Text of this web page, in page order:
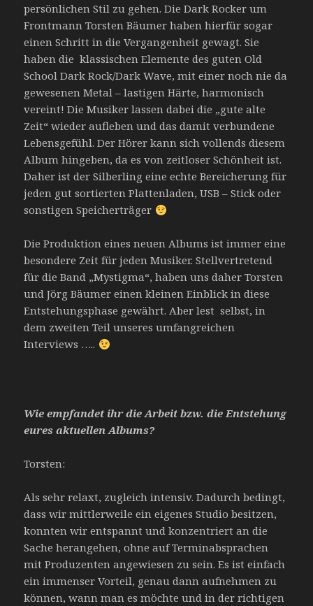
persönlichen Stil zu gehen. Die Dark Rocker um
Frontmann Torsten Bäumer haben hierfür sogar
einen Schritt in die Vergangenheit gewagt. Sie
haben die klassischen Elemente des guten Old
School Dark Rock/Dark Wave, mit einer noch nie da
gewesenen Metal – lastigen Härte, harmonisch
vereint! Die Musiker lassen dabei die „gute alte
Zeit“ wieder aufleben und das damit verbundene
Lebensgefühl. Der Hörer kann sich vollends diesem
Album hingeben, da es von zeitloser Schönheit ist.
Daher ist der Silberling eine echte Bereicherung für
jeden gut sortierten Plattenladen, USB – Stick oder
sonstigen Speicherträger
Die Produktion eines neuen Albums ist immer eine
besondere Zeit für jeden Musiker. Stellvertretend
für die Band „Mystigma“, haben uns daher Torsten
und Jörg Bäumer einen kleinen Einblick in diese
Entstehungsphase gewährt. Aber lest selbst, in
dem zweiten Teil unseres umfangreichen
Interviews …..
Wie empfandet ihr die Arbeit bzw. die Entstehung
eures aktuellen Albums?
Torsten:
Als sehr relaxt, zugleich intensiv. Dadurch bedingt,
dass wir mittlerweile ein eigenes Studio besitzen,
konnten wir entspannt und konzentriert an die
Sache herangehen, ohne auf Terminabsprachen
mit Produzenten angewiesen zu sein. Es ist einfach
ein immenser Vorteil, genau dann aufnehmen zu
können, wann man es möchte und in der richtigen